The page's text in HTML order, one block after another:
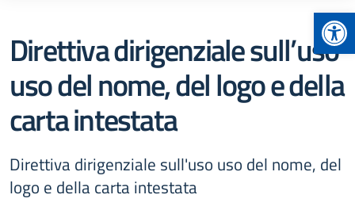
Direttiva dirigenziale sull’uso
uso del nome, del logo e della
carta intestata
Direttiva dirigenziale sull'uso uso del nome, del
logo e della carta intestata